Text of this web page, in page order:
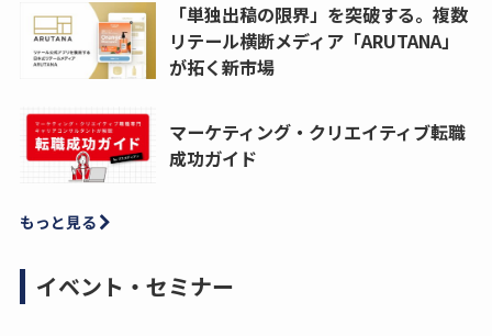
「単独出稿の限界」を突破する。複数
リテール横断メディア「ARUTANA」
が拓く新市場
マーケティング・クリエイティブ転職
成功ガイド
もっと見る
イベント・セミナー